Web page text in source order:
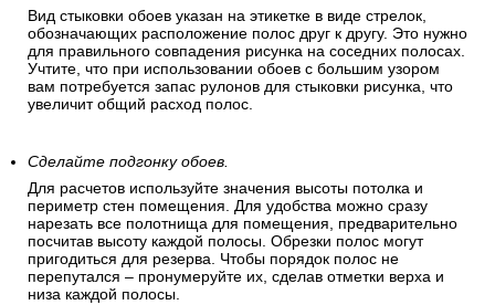
Вид стыковки обоев указан на этикетке в виде стрелок,
обозначающих расположение полос друг к другу. Это нужно
для правильного совпадения рисунка на соседних полосах.
Учтите, что при использовании обоев с большим узором
вам потребуется запас рулонов для стыковки рисунка, что
увеличит общий расход полос.
Сделайте подгонку обоев.
Для расчетов используйте значения высоты потолка и
периметр стен помещения. Для удобства можно сразу
нарезать все полотнища для помещения, предварительно
посчитав высоту каждой полосы. Обрезки полос могут
пригодиться для резерва. Чтобы порядок полос не
перепутался – пронумеруйте их, сделав отметки верха и
низа каждой полосы.